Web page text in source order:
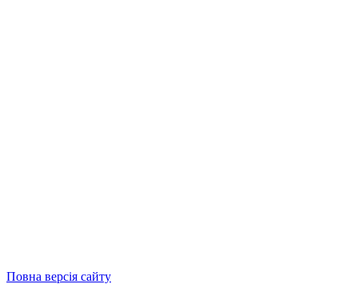
Повна версія сайту